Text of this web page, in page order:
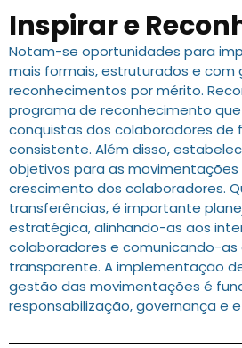
Inspirar e
Notam-se oportunidades para
mais formais, estruturados e com
reconhecimentos por mérito.
programa de reconhecimento
conquistas dos colaboradores de
consistente. Além disso,
objetivos para as movimentações
crescimento dos colaboradores.
transferências, é importante
estratégica, alinhando-as aos
colaboradores e comunicando-as
transparente. A implementação
gestão das movimentações é
responsabilização, governança e